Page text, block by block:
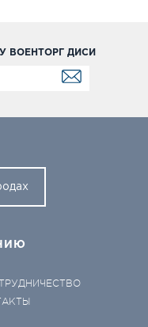
ВОЕНТОРГ ДИСИ